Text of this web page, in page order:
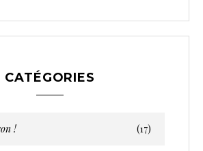
CATÉGORIES
! (17)